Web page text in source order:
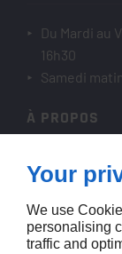
Du Mardi au
16h30
Samedi
À PROPOS
Accueil
Contactez-nous
Mentions
Plan du site
Your
We use
personalising
traffic and